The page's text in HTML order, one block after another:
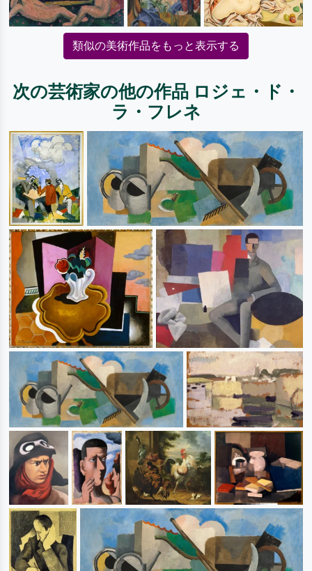
類似の美術作品をもっと表示する
次の芸術家の他の作品 ロジェ・ド・
ラ・フレネ